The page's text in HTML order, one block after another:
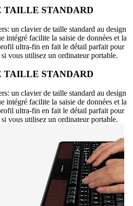
TAILLE STANDARD
un clavier de taille standard au design
intégré facilite la saisie de données et la
ultra-fin en fait le détail parfait pour
vous utilisez un ordinateur portable.
TAILLE STANDARD
un clavier de taille standard au design
intégré facilite la saisie de données et la
ultra-fin en fait le détail parfait pour
vous utilisez un ordinateur portable.